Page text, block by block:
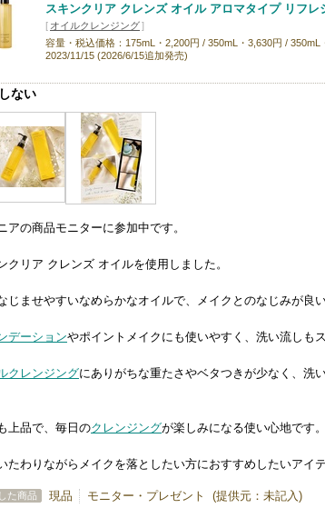
スキンクリア クレンズ オイル アロマタイプ リフレ
[ オイルクレンジング]
容量・税込価格：175mL・2,200円 / 350mL・3,630円 / 350mL
2023/11/15 (2026/6/15追加発売)
ない
アの商品モニターに参加中です。
クリア クレンズ オイルを使用しました。
じませやすいなめらかなオイルで、メイクとのなじみが良
デーションやポイントメイクにも使いやすく、洗い流しもス
クレンジングにありがちな重たさやベタつきが少なく、洗
上品で、毎日のクレンジングが楽しみになる使い心地です。
たわりながらメイクを落としたい方におすすめしたいアイテ
た商品 現品 モニター・プレゼント (提供元：未記入)